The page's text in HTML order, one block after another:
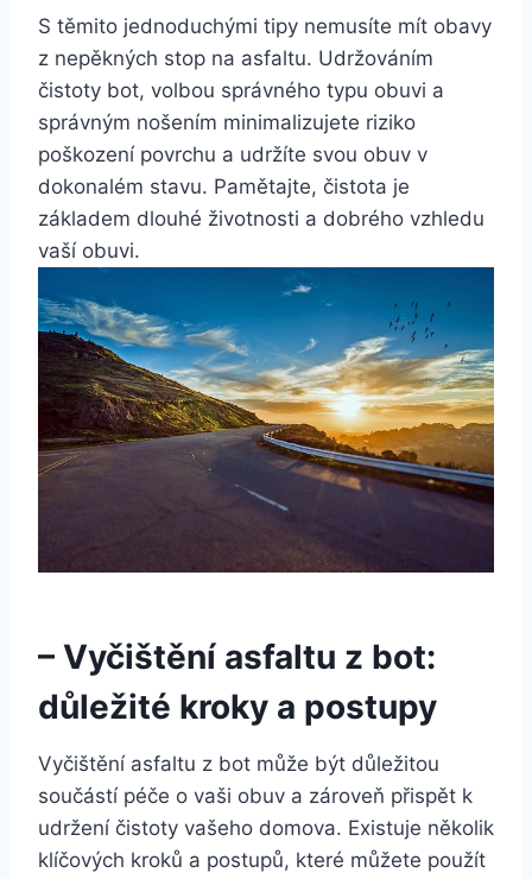
S těmito ‍jednoduchými tipy nemusíte ⁤mít obavy
z nepěkných​ stop na ⁤asfaltu. Udržováním
čistoty⁣ bot, ⁣volbou správného typu ⁢obuvi a
správným nošením ⁣minimalizujete⁢ riziko
poškození ‍povrchu ​a‌ udržíte svou ‌obuv⁤ v⁢
dokonalém stavu. Pamětajte, čistota je
základem dlouhé životnosti a dobrého⁣ vzhledu
vaší⁤ obuvi.
– Vyčištění ‍asfaltu z bot:
důležité kroky a postupy
Vyčištění asfaltu z bot může být‌ důležitou
součástí péče o ⁢vaši⁣ obuv ⁣a zároveň přispět ⁢k​
udržení⁢ čistoty vašeho domova. Existuje několik​
klíčových kroků a postupů, které můžete ‍použít‌